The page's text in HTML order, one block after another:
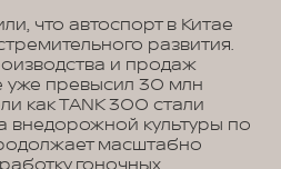
что автоспорт в Китае
развития.
и продаж
уже превысил 30 млн
как TANK 300 стали
внедорожной культуры по
масштабно